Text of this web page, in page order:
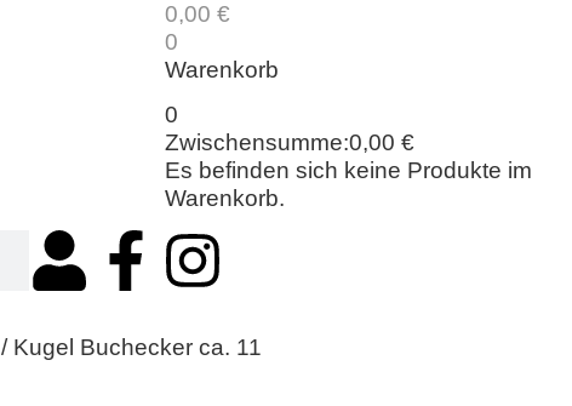
0,00 €
0
Warenkorb
0
Zwischensumme:0,00 €
Es befinden sich keine Produkte im
Warenkorb.
/ Kugel Buchecker ca. 11